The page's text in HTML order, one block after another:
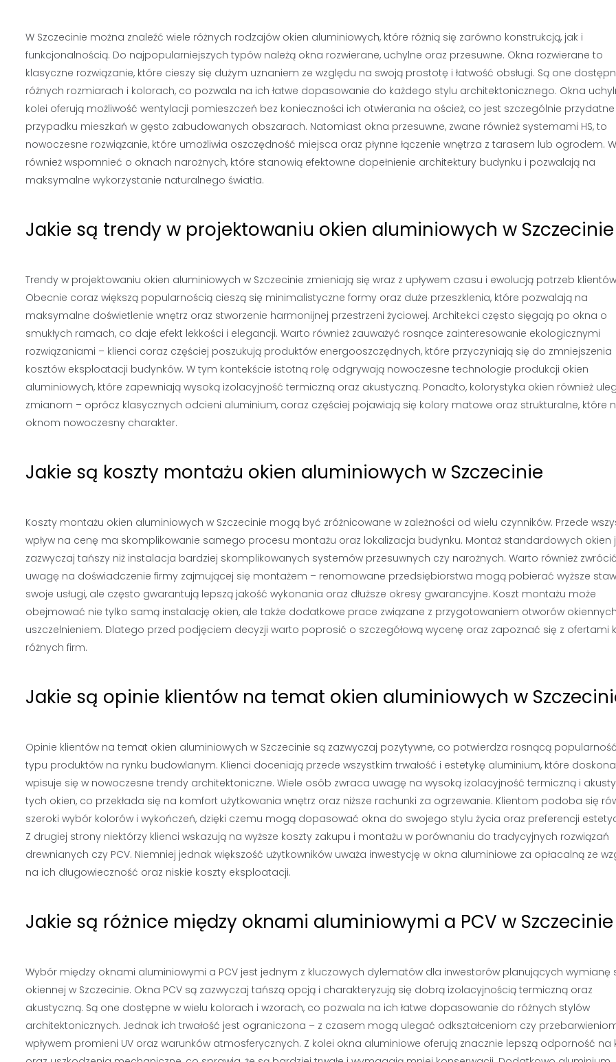
W Szczecinie można znaleźć wiele różnych rodzajów okien aluminiowych, które różnią się zarówno konstrukcją, jak i
funkcjonalnością. Do najpopularniejszych typów należą okna rozwierane, uchylne oraz przesuwne. Okna rozwierane to
klasyczne rozwiązanie, które cieszy się dużym uznaniem ze względu na swoją prostotę i łatwość obsługi. Są one
różnych rozmiarach i kolorach, co pozwala na ich łatwe dopasowanie do każdego stylu architektonicznego. Okna
kolei oferują możliwość wentylacji pomieszczeń bez konieczności ich otwierania na oścież, co jest szczególnie
przypadku mieszkań w gęsto zabudowanych obszarach. Natomiast okna przesuwne, zwane również systemami HS, to
nowoczesne rozwiązanie, które umożliwia oszczędność miejsca oraz płynne łączenie wnętrza z tarasem lub ogrodem.
również wspomnieć o oknach narożnych, które stanowią efektowne dopełnienie architektury budynku i pozwalają na
maksymalne wykorzystanie naturalnego światła.
Jakie są trendy w projektowaniu okien aluminiowych w Szczecinie
Trendy w projektowaniu okien aluminiowych w Szczecinie zmieniają się wraz z upływem czasu i ewolucją potrzeb
Obecnie coraz większą popularnością cieszą się minimalistyczne formy oraz duże przeszklenia, które pozwalają na
maksymalne doświetlenie wnętrz oraz stworzenie harmonijnej przestrzeni życiowej. Architekci często sięgają po okna o
smukłych ramach, co daje efekt lekkości i elegancji. Warto również zauważyć rosnące zainteresowanie ekologicznymi
rozwiązaniami – klienci coraz częściej poszukują produktów energooszczędnych, które przyczyniają się do zmniejszenia
kosztów eksploatacji budynków. W tym kontekście istotną rolę odgrywają nowoczesne technologie produkcji okien
aluminiowych, które zapewniają wysoką izolacyjność termiczną oraz akustyczną. Ponadto, kolorystyka okien również
zmianom – oprócz klasycznych odcieni aluminium, coraz częściej pojawiają się kolory matowe oraz strukturalne, które
oknom nowoczesny charakter.
Jakie są koszty montażu okien aluminiowych w Szczecinie
Koszty montażu okien aluminiowych w Szczecinie mogą być zróżnicowane w zależności od wielu czynników. Przede
wpływ na cenę ma skomplikowanie samego procesu montażu oraz lokalizacja budynku. Montaż standardowych okien
zazwyczaj tańszy niż instalacja bardziej skomplikowanych systemów przesuwnych czy narożnych. Warto również zwrócić
uwagę na doświadczenie firmy zajmującej się montażem – renomowane przedsiębiorstwa mogą pobierać wyższe
swoje usługi, ale często gwarantują lepszą jakość wykonania oraz dłuższe okresy gwarancyjne. Koszt montażu może
obejmować nie tylko samą instalację okien, ale także dodatkowe prace związane z przygotowaniem otworów
uszczelnieniem. Dlatego przed podjęciem decyzji warto poprosić o szczegółową wycenę oraz zapoznać się z ofertami
różnych firm.
Jakie są opinie klientów na temat okien aluminiowych w
Opinie klientów na temat okien aluminiowych w Szczecinie są zazwyczaj pozytywne, co potwierdza rosnącą
typu produktów na rynku budowlanym. Klienci doceniają przede wszystkim trwałość i estetykę aluminium, które
wpisuje się w nowoczesne trendy architektoniczne. Wiele osób zwraca uwagę na wysoką izolacyjność termiczną i
tych okien, co przekłada się na komfort użytkowania wnętrz oraz niższe rachunki za ogrzewanie. Klientom podoba się
szeroki wybór kolorów i wykończeń, dzięki czemu mogą dopasować okna do swojego stylu życia oraz preferencji
Z drugiej strony niektórzy klienci wskazują na wyższe koszty zakupu i montażu w porównaniu do tradycyjnych rozwiązań
drewnianych czy PCV. Niemniej jednak większość użytkowników uważa inwestycję w okna aluminiowe za opłacalną ze
na ich długowieczność oraz niskie koszty eksploatacji.
Jakie są różnice między oknami aluminiowymi a PCV w Szczecinie
Wybór między oknami aluminiowymi a PCV jest jednym z kluczowych dylematów dla inwestorów planujących wymianę
okiennej w Szczecinie. Okna PCV są zazwyczaj tańszą opcją i charakteryzują się dobrą izolacyjnością termiczną oraz
akustyczną. Są one dostępne w wielu kolorach i wzorach, co pozwala na ich łatwe dopasowanie do różnych stylów
architektonicznych. Jednak ich trwałość jest ograniczona – z czasem mogą ulegać odkształceniom czy
wpływem promieni UV oraz warunków atmosferycznych. Z kolei okna aluminiowe oferują znacznie lepszą odporność na